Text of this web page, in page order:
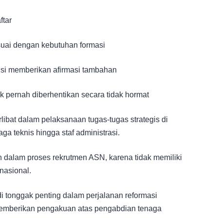
dengan kebutuhan formasi
memberikan afirmasi tambahan
pernah diberhentikan secara tidak hormat
dalam pelaksanaan tugas-tugas strategis di
teknis hingga staf administrasi.
proses rekrutmen ASN, karena tidak memiliki
penting dalam perjalanan reformasi
pengakuan atas pengabdian tenaga